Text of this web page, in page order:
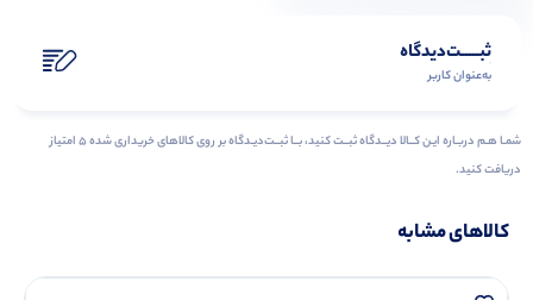
ثبـــــت‌دیدگاه
به‌عنوان کاربر
شمـا هـم دربـاره ایـن کــالا دیــدگاه ثبــت کنید، بــا ثبــت‌دیـدگاه بر روی کالاهای خریداری شده ۵ امتیاز
دریافت کنید.
کالاهای مشابه